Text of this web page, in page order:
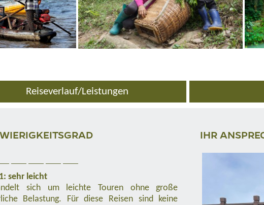
Reiseverlauf/Leistungen
sehr leicht
sich um leichte Touren ohne große
Belastung. Für diese Reisen sind keine
IHR